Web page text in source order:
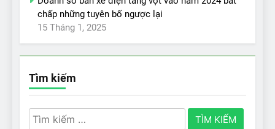
chấp những tuyên bố ngược lại
15 Tháng 1, 2025
Tìm kiếm
Tìm